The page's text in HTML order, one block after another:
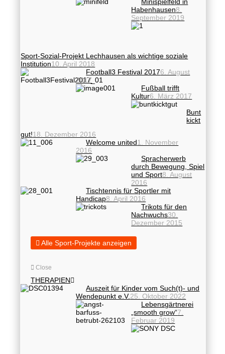
Habenhausen8.
September 2019
Sport-Sozial-Projekt Lechhausen als wichtige soziale
Institution10. April 2018
Football3 Festival 20176. August
2017
Fußball trifft
Kultur6. März 2017
Bunt
kickt
gut!18. Dezember 2016
Welcome united1. November
2016
Spracherwerb
durch Bewegung, Spiel
und Sport8. August
2016
Tischtennis für Sportler mit
Handicap8. April 2016
Trikots für den
Nachwuchs30.
Dezember 2015
Alle Sport-Projekte anzeigen
Close
THERAPIEN
Auszeit für Kinder vom Such(t)- und
Wendepunkt e.V.25. Oktober 2022
Lebensgärtnerei
„smooth grow“7.
Februar 2019